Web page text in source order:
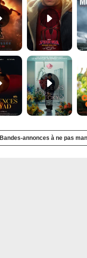
Les Silences de Riyad Bande-annonce VO STFR
Bandes-annonces à ne pas